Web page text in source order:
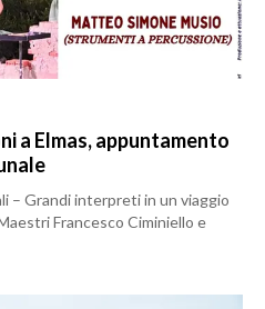
a Elmas, appuntamento
– Grandi interpreti in un viaggio
Francesco Ciminiello e